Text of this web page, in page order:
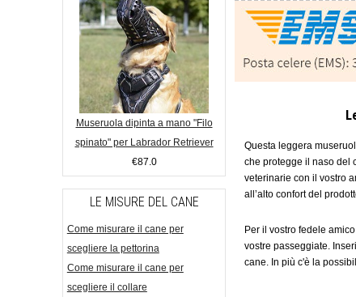
Museruola dipinta a mano "Filo
spinato" per Labrador Retriever
€87.0
LE MISURE DEL CANE
Come misurare il cane per
scegliere la pettorina
Come misurare il cane per
scegliere il collare
Questa leggera
che protegge il naso del
veterinarie con il vostro
all’alto confort del
Per il vostro fedele
vostre passeggiate.
cane. In più c'è la